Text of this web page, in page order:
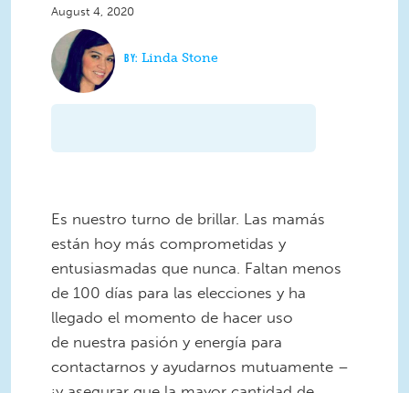
August 4, 2020
Linda Stone
Es nuestro turno de brillar. Las mamás
están hoy más comprometidas y
entusiasmadas que nunca. Faltan menos
de 100 días para las elecciones y ha
llegado el momento de hacer uso
de nuestra pasión y energía para
contactarnos y ayudarnos mutuamente –